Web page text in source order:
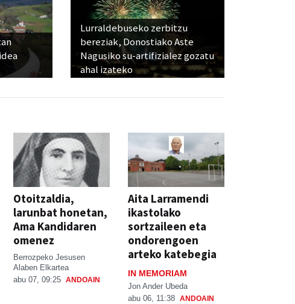
Lurraldebuseko zerbitzu
bereziak, Donostiako Aste
Nagusiko su-artifizialez gozatu
ahal izateko
Otoitzaldia,
larunbat honetan,
Ama Kandidaren
omenez
Berrozpeko Jesusen
Alaben Elkartea
abu 07, 09:25 ANDOAIN
Aita Larramendi
ikastolako
sortzaileen eta
ondorengoen
arteko katebegia
IN MEMORIAM
Jon Ander Ubeda
abu 06, 11:38 ANDOAIN